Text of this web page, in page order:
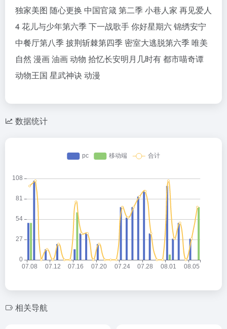
独家美图 随心更换 中国官箴 第二季 小巷人家 再见爱人
4 花儿与少年第六季 下一战歌手 你好星期六 锦绣安宁
中餐厅第八季 披荆斩棘第四季 密室大逃脱第六季 唯美
自然 漫画 油画 动物 拾忆长安明月几时有 都市喵奇谭
动物王国 星武神诀 动漫
数据统计
相关导航